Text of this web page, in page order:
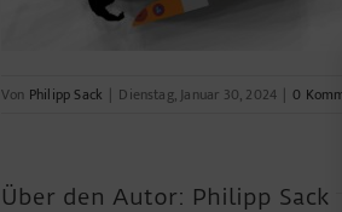
Von Philipp Sack | Dienstag, Januar 30, 2024 | 0
Über den Autor: Philipp Sack